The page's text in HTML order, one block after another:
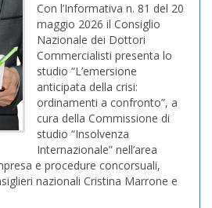
Con l’Informativa n. 81 del 20
maggio 2026 il Consiglio
Nazionale dei Dottori
Commercialisti presenta lo
studio “L’emersione
anticipata della crisi:
ordinamenti a confronto”, a
cura della Commissione di
studio “Insolvenza
Internazionale” nell’area
e procedure concorsuali,
nazionali Cristina Marrone e